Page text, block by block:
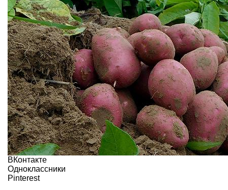
ВКонтакте
Одноклассники
Pinterest